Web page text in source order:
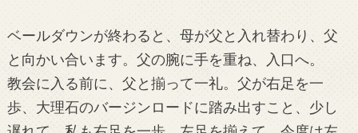
ベールダウンが終わると、母が父と入れ替わり、父
と向かい合います。父の腕に手を重ね、入口へ。
教会に入る前に、父と揃って一礼。父が右足を一
歩、大理石のバージンロードに踏み出すこと、少し